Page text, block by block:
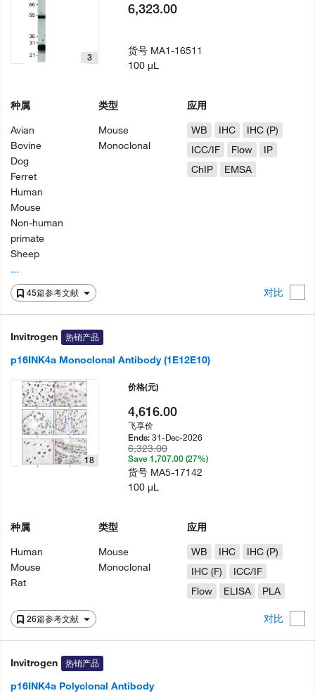
45篇参考文献 对比
3
种属
Avian
Bovine
Dog
Ferret
Human
Mouse
Non-human
primate
Sheep
...
类型
Mouse
Monoclonal
应用
WB
IHC
IHC (P)
ICC/IF
Flow
IP
ChIP
EMSA
6,323.00
货号 MA1-16511
100 µL
Invitrogen 热销产品
p16INK4a Monoclonal Antibody (1E12E10)
26篇参考文献 对比
18
种属
Human
Mouse
Rat
类型
Mouse
Monoclonal
应用
WB
IHC
IHC (P)
IHC (F)
ICC/IF
Flow
ELISA PLA
价格(元)
4,616.00
飞享价
Ends:31-Dec-2026
6,323.00
Save 1,707.00 (27%)
货号 MA5-17142
100 µL
Invitrogen 热销产品
p16INK4a Polyclonal Antibody